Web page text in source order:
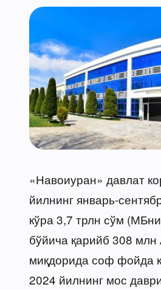
«Навоиуран» давлат
йилнинг январь-
кўра 3,7 трлн сўм
бўйича қарийб 308
миқдорида соф фойда
2024 йилнинг мос